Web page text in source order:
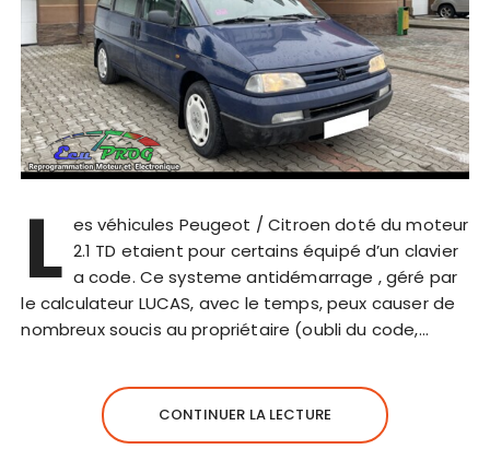
L es véhicules Peugeot / Citroen doté du moteur
2.1 TD etaient pour certains équipé d’un clavier
a code. Ce systeme antidémarrage , géré par
le calculateur LUCAS, avec le temps, peux causer de
nombreux soucis au propriétaire (oubli du code,…
CONTINUER LA LECTURE